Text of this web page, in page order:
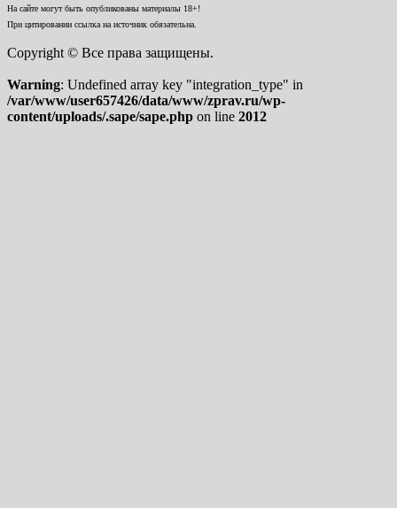
На сайте могут быть опубликованы материалы 18+!
При цитировании ссылка на источник обязательна.
Copyright © Все права защищены.
Warning: Undefined array key "integration_type" in
/var/www/user657426/data/www/zprav.ru/wp-
content/uploads/.sape/sape.php on line 2012